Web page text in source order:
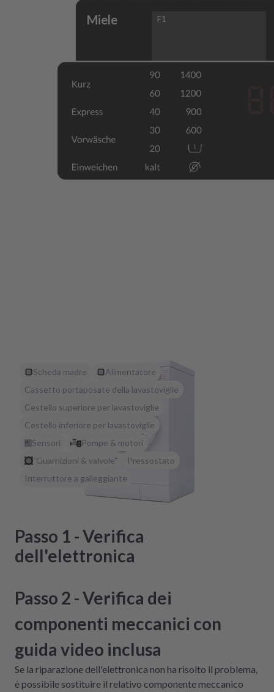
Miele F1
Scheda madre
Alimentatore
Cassetto portaposate della lavastoviglie
Cestello superiore per lavastoviglie
Cestello inferiore per lavastoviglie
Sensori
Pompe & motori
"Guarnizioni & valvole"
Pressostato
Interruttore a galleggiante
Passo 1 - Verifica
dell'elettronica
Passo 2 - Verifica dei
componenti meccanici con
guida video inclusa
Se la riparazione dell'elettronica non ha risolto il problema,
è possibile sostituire il relativo componente meccanico